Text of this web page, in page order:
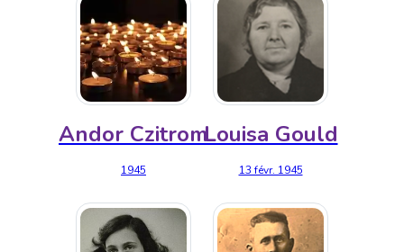
Andor Czitrom
1945
Louisa Gould
13 févr. 1945